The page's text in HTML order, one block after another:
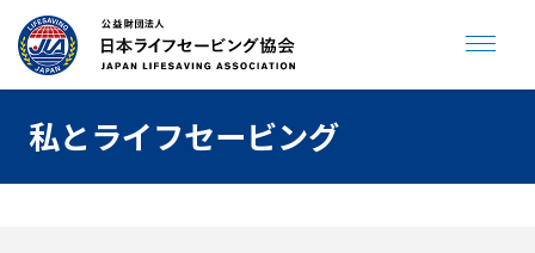
JLA ENGLISH SITE
私とライフセービング